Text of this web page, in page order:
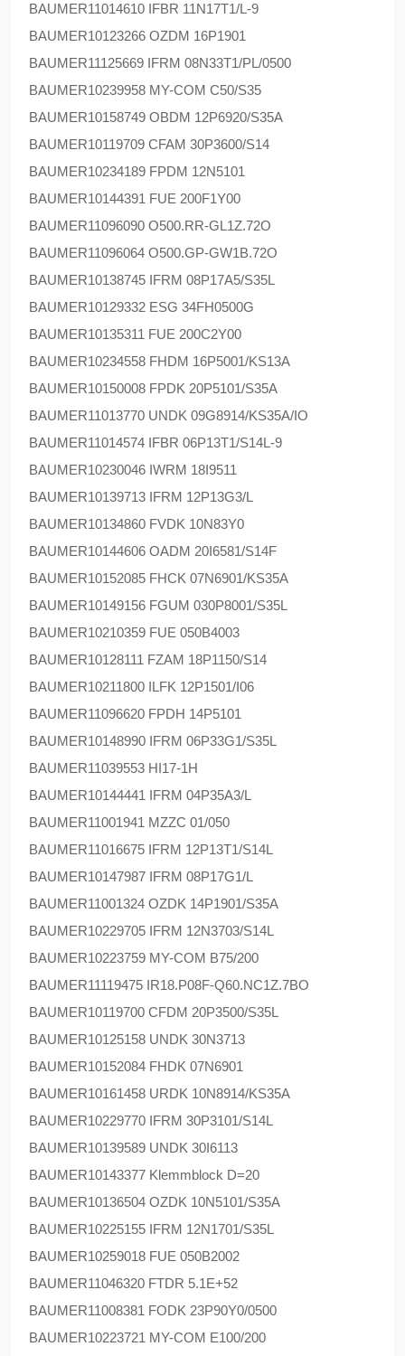
BAUMER11014610 IFBR 11N17T1/L-9
BAUMER10123266 OZDM 16P1901
BAUMER11125669 IFRM 08N33T1/PL/0500
BAUMER10239958 MY-COM C50/S35
BAUMER10158749 OBDM 12P6920/S35A
BAUMER10119709 CFAM 30P3600/S14
BAUMER10234189 FPDM 12N5101
BAUMER10144391 FUE 200F1Y00
BAUMER11096090 O500.RR-GL1Z.72O
BAUMER11096064 O500.GP-GW1B.72O
BAUMER10138745 IFRM 08P17A5/S35L
BAUMER10129332 ESG 34FH0500G
BAUMER10135311 FUE 200C2Y00
BAUMER10234558 FHDM 16P5001/KS13A
BAUMER10150008 FPDK 20P5101/S35A
BAUMER11013770 UNDK 09G8914/KS35A/IO
BAUMER11014574 IFBR 06P13T1/S14L-9
BAUMER10230046 IWRM 18I9511
BAUMER10139713 IFRM 12P13G3/L
BAUMER10134860 FVDK 10N83Y0
BAUMER10144606 OADM 20I6581/S14F
BAUMER10152085 FHCK 07N6901/KS35A
BAUMER10149156 FGUM 030P8001/S35L
BAUMER10210359 FUE 050B4003
BAUMER10128111 FZAM 18P1150/S14
BAUMER10211800 ILFK 12P1501/I06
BAUMER11096620 FPDH 14P5101
BAUMER10148990 IFRM 06P33G1/S35L
BAUMER11039553 HI17-1H
BAUMER10144441 IFRM 04P35A3/L
BAUMER11001941 MZZC 01/050
BAUMER11016675 IFRM 12P13T1/S14L
BAUMER10147987 IFRM 08P17G1/L
BAUMER11001324 OZDK 14P1901/S35A
BAUMER10229705 IFRM 12N3703/S14L
BAUMER10223759 MY-COM B75/200
BAUMER11119475 IR18.P08F-Q60.NC1Z.7BO
BAUMER10119700 CFDM 20P3500/S35L
BAUMER10125158 UNDK 30N3713
BAUMER10152084 FHDK 07N6901
BAUMER10161458 URDK 10N8914/KS35A
BAUMER10229770 IFRM 30P3101/S14L
BAUMER10139589 UNDK 30I6113
BAUMER10143377 Klemmblock D=20
BAUMER10136504 OZDK 10N5101/S35A
BAUMER10225155 IFRM 12N1701/S35L
BAUMER10259018 FUE 050B2002
BAUMER11046320 FTDR 5.1E+52
BAUMER11008381 FODK 23P90Y0/0500
BAUMER10223721 MY-COM E100/200